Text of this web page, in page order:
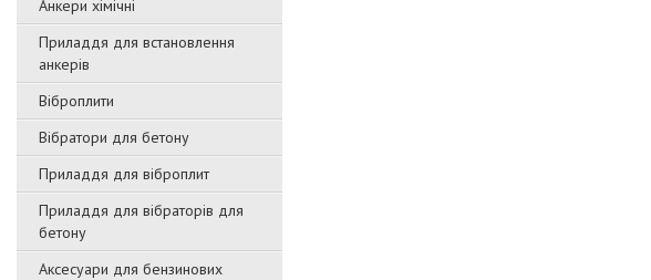
Анкери хімічні
Приладдя для встановлення
анкерів
Віброплити
Вібратори для бетону
Приладдя для віброплит
Приладдя для вібраторів для
бетону
Аксесуари для бензинових